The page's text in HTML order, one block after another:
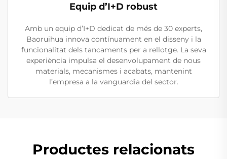
Equip d’I+D robust
Amb un equip d’I+D dedicat de més de 30 experts,
Baoruihua innova contínuament en el disseny i la
funcionalitat dels tancaments per a rellotge. La seva
experiència impulsa el desenvolupament de nous
materials, mecanismes i acabats, mantenint
l’empresa a la vanguardia del sector.
Productes relacionats